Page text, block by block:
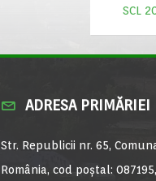
SCL
ADRESA PRIMĂRIEI
Str. Republicii nr. 65,
România, cod poștal: